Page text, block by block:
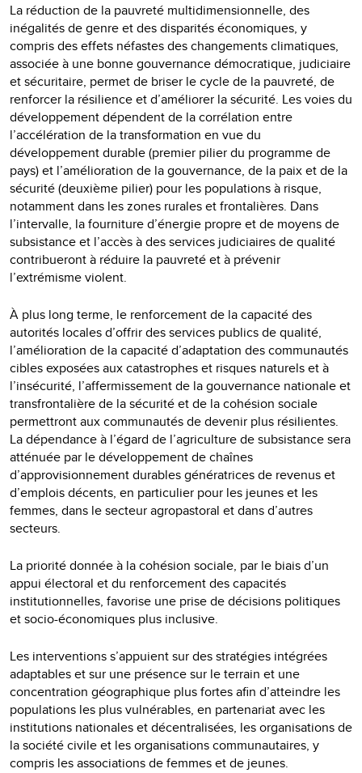
La réduction de la pauvreté multidimensionnelle, des
inégalités de genre et des disparités économiques, y
compris des effets néfastes des changements climatiques,
associée à une bonne gouvernance démocratique, judiciaire
et sécuritaire, permet de briser le cycle de la pauvreté, de
renforcer la résilience et d’améliorer la sécurité. Les voies du
développement dépendent de la corrélation entre
l’accélération de la transformation en vue du
développement durable (premier pilier du programme de
pays) et l’amélioration de la gouvernance, de la paix et de la
sécurité (deuxième pilier) pour les populations à risque,
notamment dans les zones rurales et frontalières. Dans
l’intervalle, la fourniture d’énergie propre et de moyens de
subsistance et l’accès à des services judiciaires de qualité
contribueront à réduire la pauvreté et à prévenir
l’extrémisme violent.
À plus long terme, le renforcement de la capacité des
autorités locales d’offrir des services publics de qualité,
l’amélioration de la capacité d’adaptation des communautés
cibles exposées aux catastrophes et risques naturels et à
l’insécurité, l’affermissement de la gouvernance nationale et
transfrontalière de la sécurité et de la cohésion sociale
permettront aux communautés de devenir plus résilientes.
La dépendance à l’égard de l’agriculture de subsistance sera
atténuée par le développement de chaînes
d’approvisionnement durables génératrices de revenus et
d’emplois décents, en particulier pour les jeunes et les
femmes, dans le secteur agropastoral et dans d’autres
secteurs.
La priorité donnée à la cohésion sociale, par le biais d’un
appui électoral et du renforcement des capacités
institutionnelles, favorise une prise de décisions politiques
et socio-économiques plus inclusive.
Les interventions s’appuient sur des stratégies intégrées
adaptables et sur une présence sur le terrain et une
concentration géographique plus fortes afin d’atteindre les
populations les plus vulnérables, en partenariat avec les
institutions nationales et décentralisées, les organisations de
la société civile et les organisations communautaires, y
compris les associations de femmes et de jeunes.